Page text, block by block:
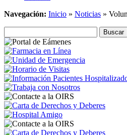
Navegación: Inicio » Noticias »